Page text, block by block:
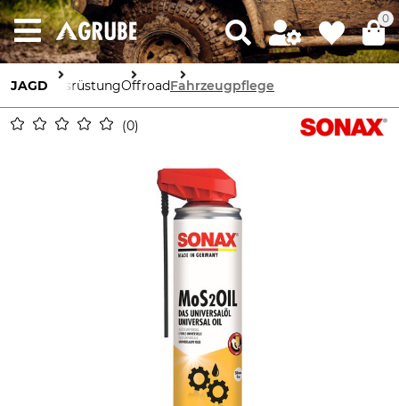
0
JAGD AusrüstungOffroadFahrzeugpflege
0